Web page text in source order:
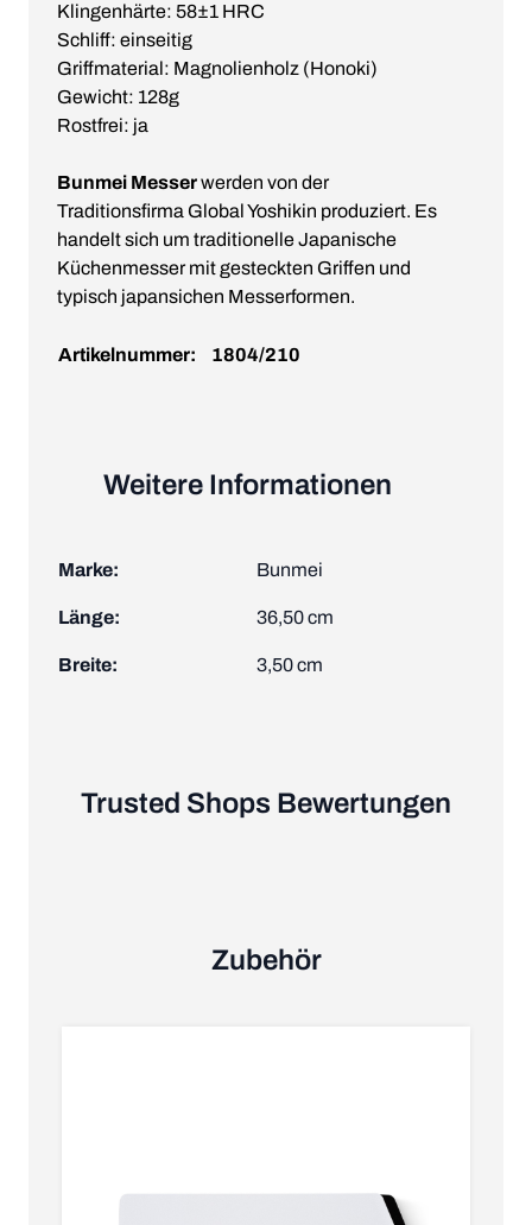
Klingenhärte: 58±1 HRC
Schliff: einseitig
Griffmaterial: Magnolienholz (Honoki)
Gewicht: 128g
Rostfrei: ja
Bunmei Messerwerden von der
Traditionsfirma Global Yoshikin produziert. Es
handelt sich um traditionelle Japanische
Küchenmesser mit gesteckten Griffen und
typisch japansichen Messerformen.
Artikelnummer: 1804/210
Weitere Informationen
Marke: Bunmei
Länge: 36,50 cm
Breite: 3,50 cm
Trusted Shops Bewertungen
Zubehör